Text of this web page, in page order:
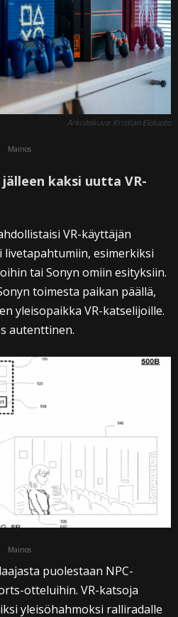
Arkistokuva: Kristian Eloluoto
Mainos
kaksi uutta VR-
VR-käyttäjän
esimerkiksi
tai Sonyn omiin esityksiin.
toimesta paikan päällä,
yleisopaikka VR-katselijoille.
autenttinen.
Mainos
puolestaan NPC-
otteluihin. VR-katsoja
yleisöhahmoksi ralliradalle